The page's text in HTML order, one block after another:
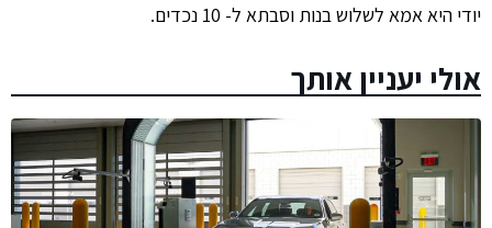
יודי היא אמא לשלוש בנות וסבתא ל- 10 נכדים.
אולי יעניין אותך